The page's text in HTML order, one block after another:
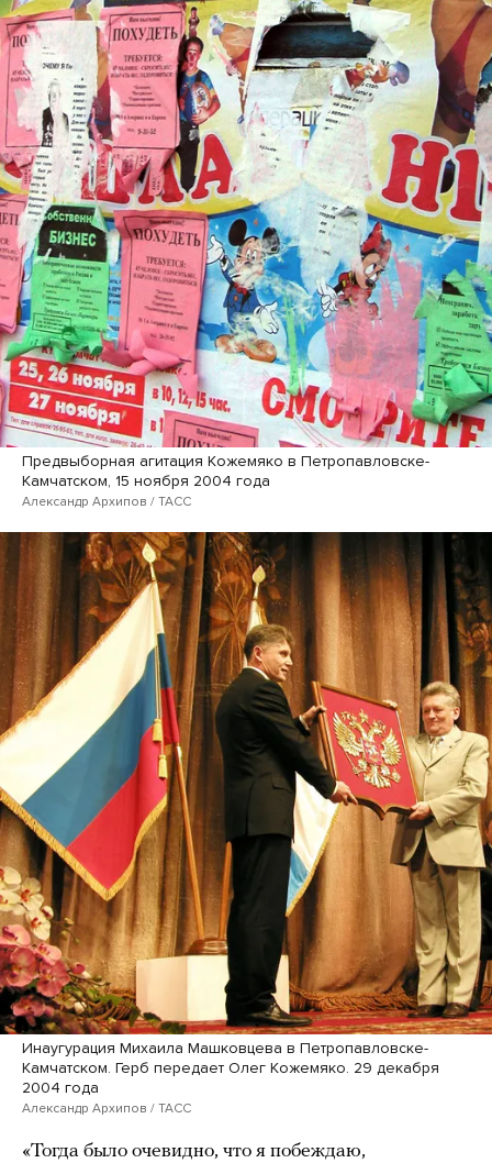
Предвыборная агитация Кожемяко в Петропавловске-
Камчатском, 15 ноября 2004 года
Александр Архипов / ТАСС
Инаугурация Михаила Машковцева в Петропавловске-
Камчатском. Герб передает Олег Кожемяко. 29 декабря
2004 года
Александр Архипов / ТАСС
«Тогда было очевидно, что я побеждаю,